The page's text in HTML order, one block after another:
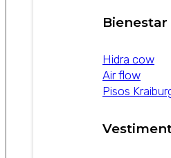
Hidra cow
Air flow
Pisos